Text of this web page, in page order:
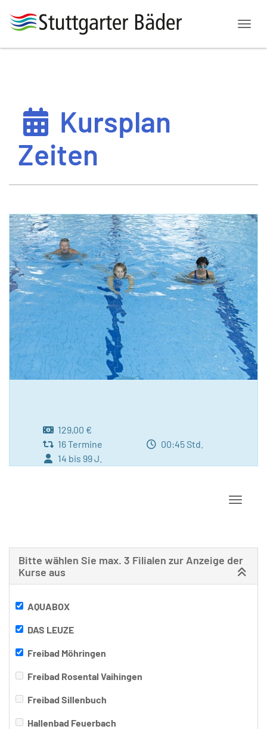
Kursplan
Zeiten
129,00 €
16 Termine
00:45 Std.
14 bis 99 J.
Bitte wählen Sie max. 3 Filialen zur Anzeige der
Kurse aus
AQUABOX
DAS LEUZE
Freibad Möhringen
Freibad Rosental Vaihingen
Freibad Sillenbuch
Hallenbad Feuerbach